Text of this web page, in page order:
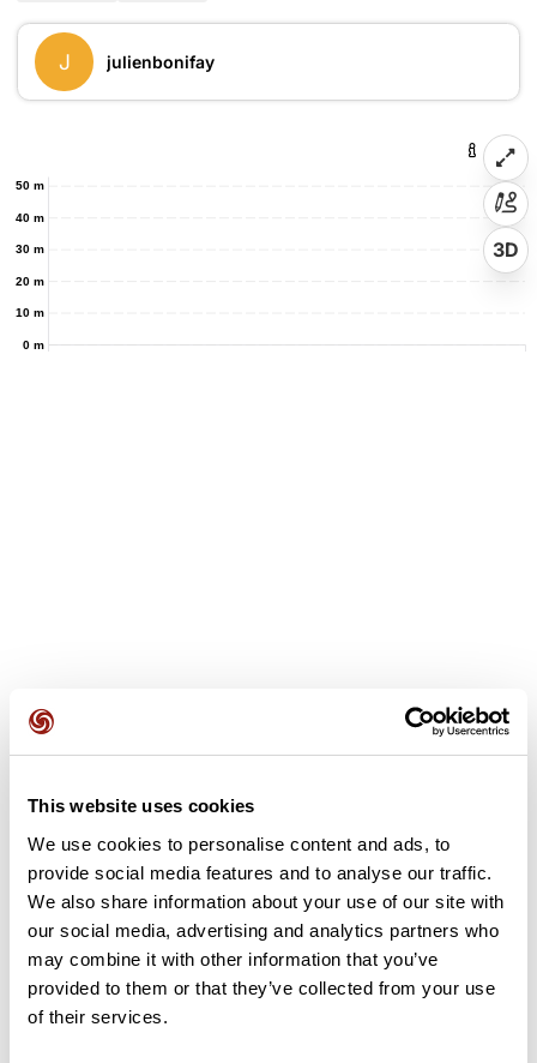
This website uses cookies
We use cookies to personalise content and ads, to
provide social media features and to analyse our traffic.
We also share information about your use of our site with
our social media, advertising and analytics partners who
may combine it with other information that you’ve
provided to them or that they’ve collected from your use
of their services.
J julienbonifay
0 m
10 m
20 m
30 m
40 m
50 m
3D
Avis des utilisateurs
Soyez le premier à ajouter un avis !
Ajouter un avis
Résumé